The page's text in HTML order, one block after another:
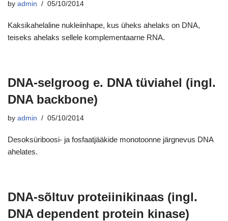
by admin 05/10/2014
Kaksikahelaline nukleiinhape, kus üheks ahelaks on DNA,
teiseks ahelaks sellele komplementaarne RNA.
DNA-selgroog e. DNA tüviahel (ingl.
DNA backbone)
by admin 05/10/2014
Desoksüriboosi- ja fosfaatjääkide monotoonne järgnevus DNA
ahelates.
DNA-sõltuv proteiinikinaas (ingl.
DNA dependent protein kinase)